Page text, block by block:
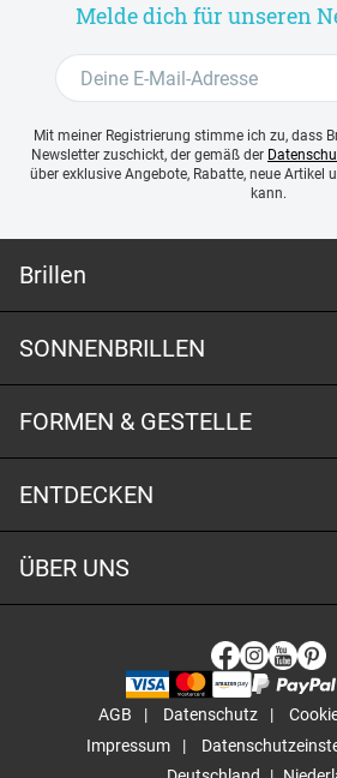
Melde dich für unseren
Mit meiner Registrierung stimme ich zu, dass
Newsletter zuschickt, der gemäß der
über exklusive Angebote, Rabatte, neue Artikel
kann.
Brillen
SONNENBRILLEN
FORMEN & GESTELLE
ENTDECKEN
ÜBER UNS
AGB Datenschutz
Impressum